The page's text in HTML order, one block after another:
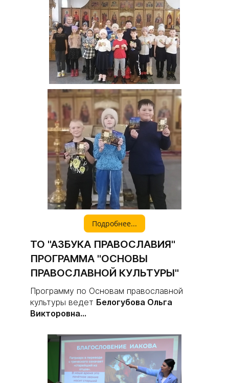
Подробнее...
ТО "АЗБУКА ПРАВОСЛАВИЯ"
ПРОГРАММА "ОСНОВЫ
ПРАВОСЛАВНОЙ КУЛЬТУРЫ"
Программу по Основам православной
культуры ведет Белогубова Ольга
Викторовна...